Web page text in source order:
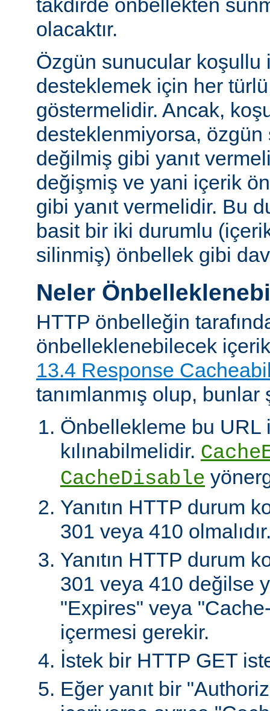
takdirde önbellekten
olacaktır.
Özgün sunucular koşullu
desteklemek için her türlü
göstermelidir. Ancak,
desteklenmiyorsa,
değilmiş gibi yanıt
değişmiş ve yani içerik
gibi yanıt vermelidir. Bu
basit bir iki durumlu
silinmiş) önbellek gibi
Neler
HTTP önbelleğin
önbelleklenebilecek
13.4 Response
tanımlanmış olup,
Önbellekleme bu URL
kılınabilmelidir.
CacheDisable
Yanıtın HTTP durum
301 veya 410
Yanıtın HTTP durum
301 veya 410 değilse
"Expires" veya
içermesi gerekir.
İstek bir HTTP GET
Eğer yanıt bir